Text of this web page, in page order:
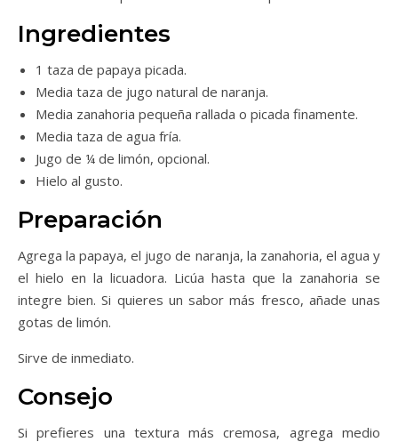
Ingredientes
1 taza de papaya picada.
Media taza de jugo natural de naranja.
Media zanahoria pequeña rallada o picada finamente.
Media taza de agua fría.
Jugo de ¼ de limón, opcional.
Hielo al gusto.
Preparación
Agrega la papaya, el jugo de naranja, la zanahoria, el agua y
el hielo en la licuadora. Licúa hasta que la zanahoria se
integre bien. Si quieres un sabor más fresco, añade unas
gotas de limón.
Sirve de inmediato.
Consejo
Si prefieres una textura más cremosa, agrega medio